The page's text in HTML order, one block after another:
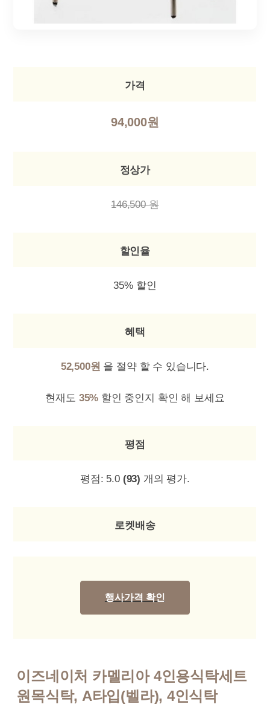
가격
94,000원
정상가
146,500 원
할인율
35% 할인
혜택
52,500원 을 절약 할 수 있습니다.
현재도 35% 할인 중인지 확인 해 보세요
평점
평점: 5.0 (93) 개의 평가.
로켓배송
행사가격 확인
이즈네이처 카멜리아 4인용식탁세트
원목식탁, A타입(벨라), 4인식탁